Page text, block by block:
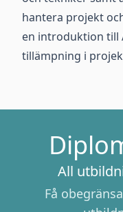
hantera projekt
en introduktion till
tillämpning i
All
Få